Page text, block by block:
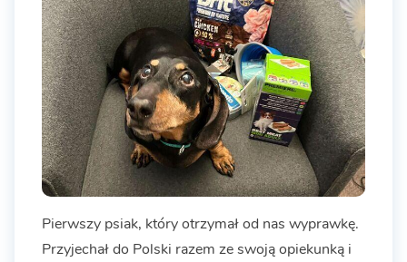
Pierwszy psiak, który otrzymał od nas wyprawkę.
Przyjechał do Polski razem ze swoją opiekunką i